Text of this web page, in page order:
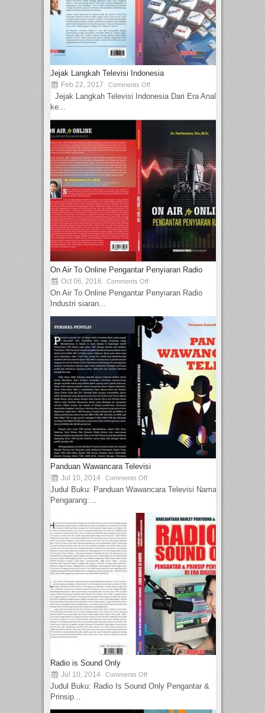
Jejak Langkah Televisi Indonesia
Feb 22, 2017 Comments Off
Jejak Langkah Televisi Indonesia Dari Era Analog
ke...
On Air To Online Pengantar Penyiaran Radio
Oct 06, 2016 Comments Off
On Air To Online Pengantar Penyiaran Radio
Industri siaran...
Panduan Wawancara Televisi
Jul 10, 2014 Comments Off
Judul Buku: Panduan Wawancara Televisi Nama
Pengarang:...
Radio is Sound Only
Jul 10, 2014 Comments Off
Judul Buku: Radio Is Sound Only Pengantar &
Prinsip...